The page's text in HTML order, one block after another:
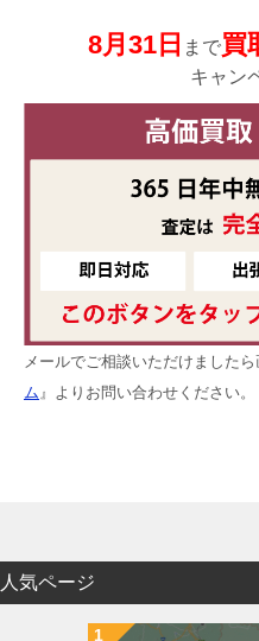
8月31日 まで買
キャン
メールでご相談いただけました
ム 』よりお問い合わせください。
人気ページ